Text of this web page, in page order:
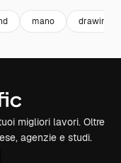
mano drawing
migliori lavori. Oltre
agenzie e studi.